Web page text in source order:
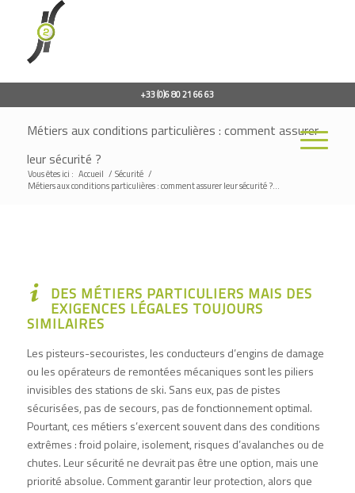
+33 (0)6 80 21 66 63
Métiers aux conditions particulières : comment assurer
leur sécurité ?
Vous êtes ici : Accueil / Sécurité /
Métiers aux conditions particulières : comment assurer leur sécurité ?...
DES MÉTIERS PARTICULIERS MAIS DES
EXIGENCES LÉGALES TOUJOURS
SIMILAIRES
Les pisteurs-secouristes, les conducteurs d’engins de damage
ou les opérateurs de remontées mécaniques sont les piliers
invisibles des stations de ski. Sans eux, pas de pistes
sécurisées, pas de secours, pas de fonctionnement optimal.
Pourtant, ces métiers s’exercent souvent dans des conditions
extrêmes : froid polaire, isolement, risques d’avalanches ou de
chutes. Leur sécurité ne devrait pas être une option, mais une
priorité absolue. Comment garantir leur protection, alors que